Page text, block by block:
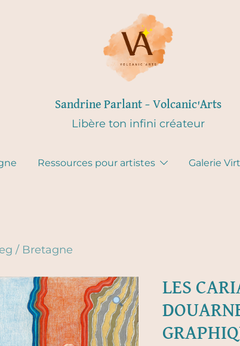
Sandrine Parlant – Volcanic'Arts
Libère ton infini créateur
Ressources pour artistes Galerie
/ Bretagne
LES